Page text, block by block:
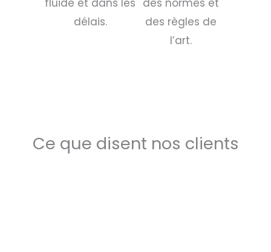
fluide et dans les
délais.
des normes et
des règles de
l’art.
Ce que disent nos clients